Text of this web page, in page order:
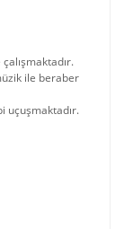
ile beraber
uçuşmaktadır.